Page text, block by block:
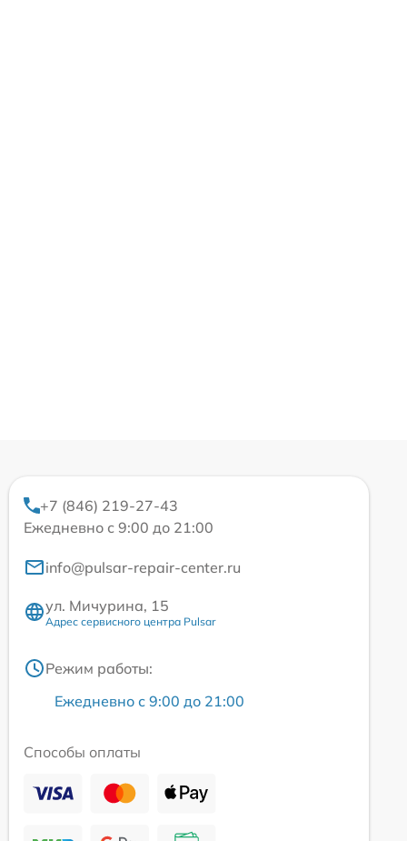
+7 (846) 219-27-43
Ежедневно с 9:00 до 21:00
info@pulsar-repair-center.ru
ул. Мичурина, 15
Адрес сервисного центра Pulsar
Режим работы:
Ежедневно с 9:00 до 21:00
Способы оплаты